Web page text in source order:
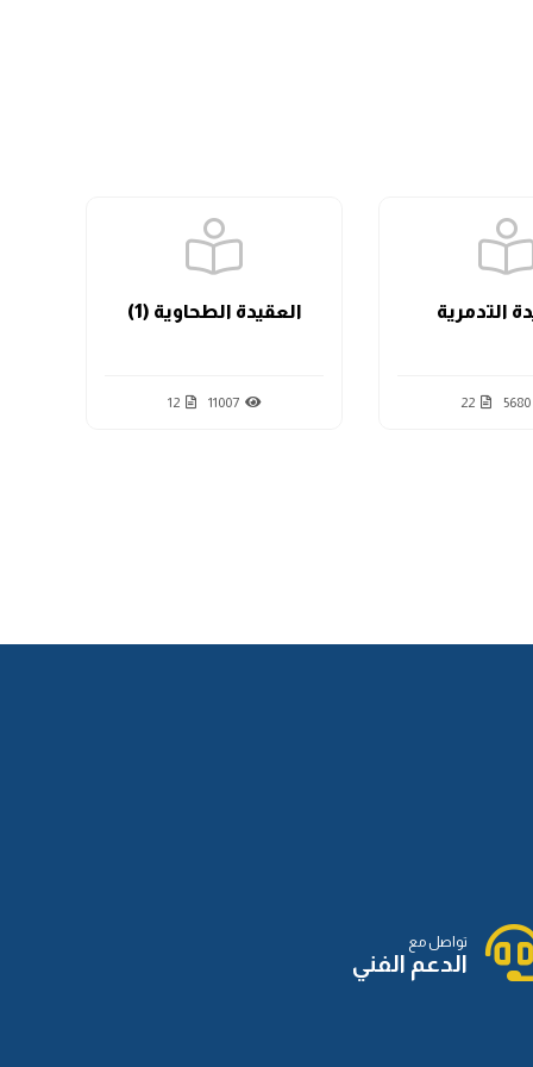
الدرس السادس عشر
التدمرية
5680
22
العقيدة الطحاوية (1)
11007
12
تواصل مع
الدعم الفني